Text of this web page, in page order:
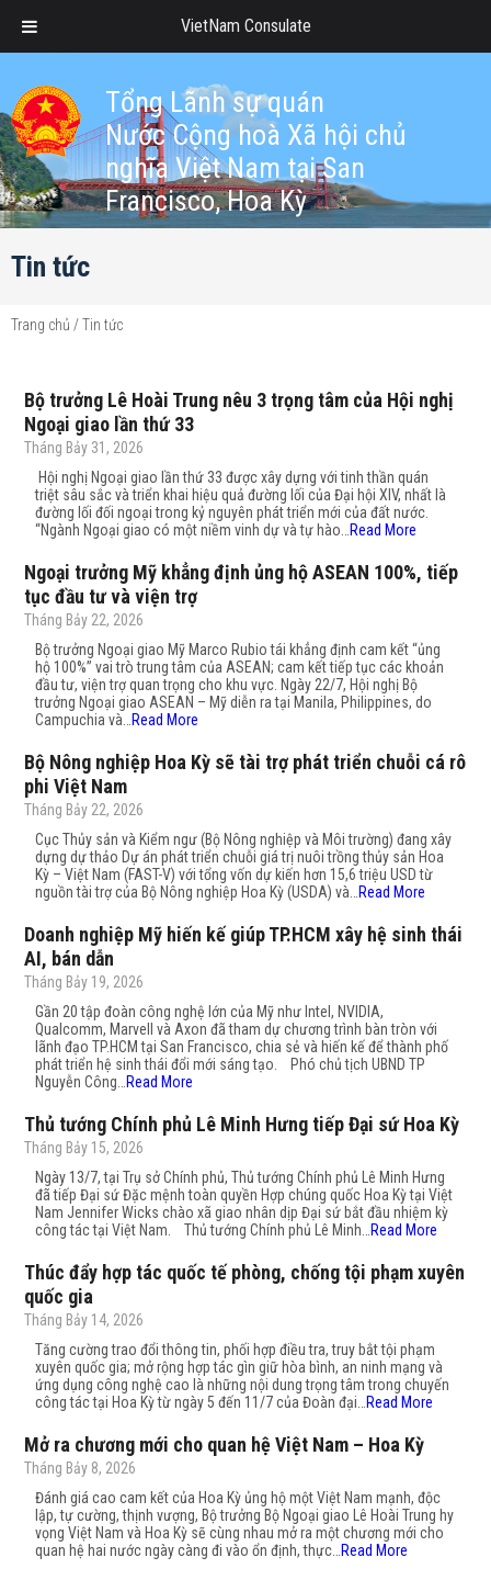
Tổng Lãnh sự quán
Nước Cộng hoà Xã hội chủ
nghĩa Việt Nam tại San
Francisco, Hoa Kỳ
Tin tức
Trang chủ /Tin tức
Bộ trưởng Lê Hoài Trung nêu 3 trọng tâm của Hội nghị
Ngoại giao lần thứ 33
Tháng Bảy 31, 2026
Hội nghị Ngoại giao lần thứ 33 được xây dựng với tinh thần quán
triệt sâu sắc và triển khai hiệu quả đường lối của Đại hội XIV, nhất là
đường lối đối ngoại trong kỷ nguyên phát triển mới của đất nước.
“Ngành Ngoại giao có một niềm vinh dự và tự hào… Read More
Ngoại trưởng Mỹ khẳng định ủng hộ ASEAN 100%, tiếp
tục đầu tư và viện trợ
Tháng Bảy 22, 2026
Bộ trưởng Ngoại giao Mỹ Marco Rubio tái khẳng định cam kết “ủng
hộ 100%” vai trò trung tâm của ASEAN; cam kết tiếp tục các khoản
đầu tư, viện trợ quan trọng cho khu vực. Ngày 22/7, Hội nghị Bộ
trưởng Ngoại giao ASEAN – Mỹ diễn ra tại Manila, Philippines, do
Campuchia và… Read More
Bộ Nông nghiệp Hoa Kỳ sẽ tài trợ phát triển chuỗi cá rô
phi Việt Nam
Tháng Bảy 22, 2026
Cục Thủy sản và Kiểm ngư (Bộ Nông nghiệp và Môi trường) đang xây
dựng dự thảo Dự án phát triển chuỗi giá trị nuôi trồng thủy sản Hoa
Kỳ – Việt Nam (FAST-V) với tổng vốn dự kiến hơn 15,6 triệu USD từ
nguồn tài trợ của Bộ Nông nghiệp Hoa Kỳ (USDA) và… Read More
Doanh nghiệp Mỹ hiến kế giúp TP.HCM xây hệ sinh thái
AI, bán dẫn
Tháng Bảy 19, 2026
Gần 20 tập đoàn công nghệ lớn của Mỹ như Intel, NVIDIA,
Qualcomm, Marvell và Axon đã tham dự chương trình bàn tròn với
lãnh đạo TP.HCM tại San Francisco, chia sẻ và hiến kế để thành phố
phát triển hệ sinh thái đổi mới sáng tạo. Phó chủ tịch UBND TP
Nguyễn Công… Read More
Thủ tướng Chính phủ Lê Minh Hưng tiếp Đại sứ Hoa Kỳ
Tháng Bảy 15, 2026
Ngày 13/7, tại Trụ sở Chính phủ, Thủ tướng Chính phủ Lê Minh Hưng
đã tiếp Đại sứ Đặc mệnh toàn quyền Hợp chúng quốc Hoa Kỳ tại Việt
Nam Jennifer Wicks chào xã giao nhân dịp Đại sứ bắt đầu nhiệm kỳ
công tác tại Việt Nam. Thủ tướng Chính phủ Lê Minh… Read More
Thúc đẩy hợp tác quốc tế phòng, chống tội phạm xuyên
quốc gia
Tháng Bảy 14, 2026
Tăng cường trao đổi thông tin, phối hợp điều tra, truy bắt tội phạm
xuyên quốc gia; mở rộng hợp tác gìn giữ hòa bình, an ninh mạng và
ứng dụng công nghệ cao là những nội dung trọng tâm trong chuyến
công tác tại Hoa Kỳ từ ngày 5 đến 11/7 của Đoàn đại… Read More
Mở ra chương mới cho quan hệ Việt Nam – Hoa Kỳ
Tháng Bảy 8, 2026
Đánh giá cao cam kết của Hoa Kỳ ủng hộ một Việt Nam mạnh, độc
lập, tự cường, thịnh vượng, Bộ trưởng Bộ Ngoại giao Lê Hoài Trung hy
vọng Việt Nam và Hoa Kỳ sẽ cùng nhau mở ra một chương mới cho
quan hệ hai nước ngày càng đi vào ổn định, thực… Read More
VietNam Consulate